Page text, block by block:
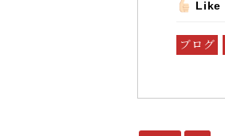
Like
ブログ